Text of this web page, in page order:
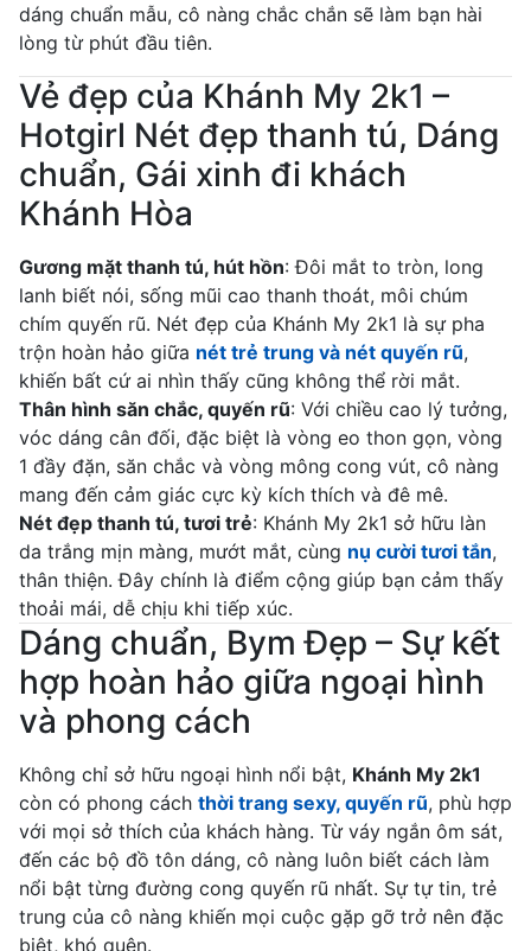
dáng chuẩn mẫu, cô nàng chắc chắn sẽ làm bạn hài
lòng từ phút đầu tiên.
Vẻ đẹp của Khánh My 2k1 –
Hotgirl Nét đẹp thanh tú, Dáng
chuẩn, Gái xinh đi khách
Khánh Hòa
Gương mặt thanh tú, hút hồn: Đôi mắt to tròn, long
lanh biết nói, sống mũi cao thanh thoát, môi chúm
chím quyến rũ. Nét đẹp của Khánh My 2k1 là sự pha
trộn hoàn hảo giữa nét trẻ trung và nét quyến rũ,
khiến bất cứ ai nhìn thấy cũng không thể rời mắt.
Thân hình săn chắc, quyến rũ: Với chiều cao lý tưởng,
vóc dáng cân đối, đặc biệt là vòng eo thon gọn, vòng
1 đầy đặn, săn chắc và vòng mông cong vút, cô nàng
mang đến cảm giác cực kỳ kích thích và đê mê.
Nét đẹp thanh tú, tươi trẻ: Khánh My 2k1 sở hữu làn
da trắng mịn màng, mướt mắt, cùng nụ cười tươi tắn,
thân thiện. Đây chính là điểm cộng giúp bạn cảm thấy
thoải mái, dễ chịu khi tiếp xúc.
Dáng chuẩn, Bym Đẹp – Sự kết
hợp hoàn hảo giữa ngoại hình
và phong cách
Không chỉ sở hữu ngoại hình nổi bật, Khánh My 2k1
còn có phong cách thời trang sexy, quyến rũ, phù hợp
với mọi sở thích của khách hàng. Từ váy ngắn ôm sát,
đến các bộ đồ tôn dáng, cô nàng luôn biết cách làm
nổi bật từng đường cong quyến rũ nhất. Sự tự tin, trẻ
trung của cô nàng khiến mọi cuộc gặp gỡ trở nên đặc
biệt, khó quên.